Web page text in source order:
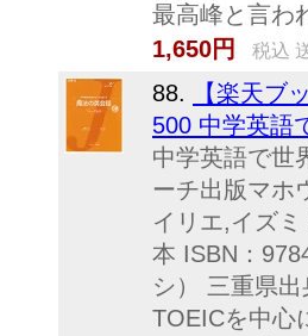
最高峰と言わ
1,650円
税込
88.
【楽天ブ
500 中学英語
中学英語で世
ーチ出版マホ
イリエ,イズ
本 ISBN：
シ） 三重県
TOEICを中心